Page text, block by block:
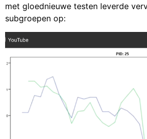
met gloednieuwe testen leverde
subgroepen op: